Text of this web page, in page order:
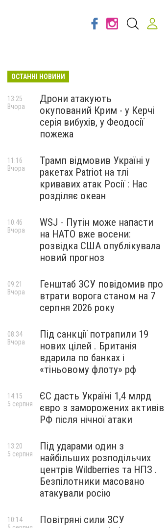
ОСТАННІ НОВИНИ
Дрони атакують
окупований Крим - у Керчі
серія вибухів, у Феодосії
пожежа
13:25
Вчора
Трамп відмовив Україні у
ракетах Patriot на тлі
кривавих атак Росії : Нас
розділяє океан
11:16
Вчора
WSJ - Путін може напасти
на НАТО вже восени:
розвідка США опублікувала
новий прогноз
10:46
Вчора
Генштаб ЗСУ повідомив про
втрати ворога станом на 7
серпня 2026 року
09:21
Вчора
Під санкції потрапили 19
нових цілей . Британія
вдарила по банках і
«тіньовому флоту» рф
08:34
Вчора
ЄС дасть Україні 1,4 млрд
євро з заморожених активів
РФ після нічної атаки
14:15
5 серпня
Під ударами один з
найбільших розподільчих
центрів Wildberries та НПЗ .
Безпілотники масовано
атакували росію
13:20
5 серпня
Повітряні сили ЗСУ
10:14